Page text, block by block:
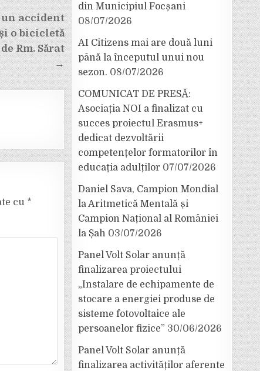
un accident
o bicicletă
Rm. Sărat
→
cu *
din Municipiul Focșani
08/07/2026
AI Citizens mai are două luni
până la începutul unui nou
sezon. 08/07/2026
COMUNICAT DE PRESĂ:
Asociația NOI a finalizat cu
succes proiectul Erasmus+
dedicat dezvoltării
competențelor formatorilor în
educația adulților 07/07/2026
Daniel Sava, Campion Mondial
la Aritmetică Mentală și
Campion Național al României
la Șah 03/07/2026
Panel Volt Solar anunță
finalizarea proiectului
„Instalare de echipamente de
stocare a energiei produse de
sisteme fotovoltaice ale
persoanelor fizice” 30/06/2026
Panel Volt Solar anunță
finalizarea activităților aferente